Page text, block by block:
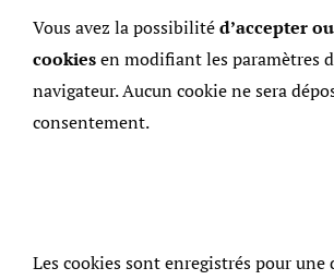
Vous avez la possibilitéd’accepter
cookiesen modifiant les paramètres
navigateur. Aucun cookie ne sera
consentement.
Les cookies sont enregistrés pour une